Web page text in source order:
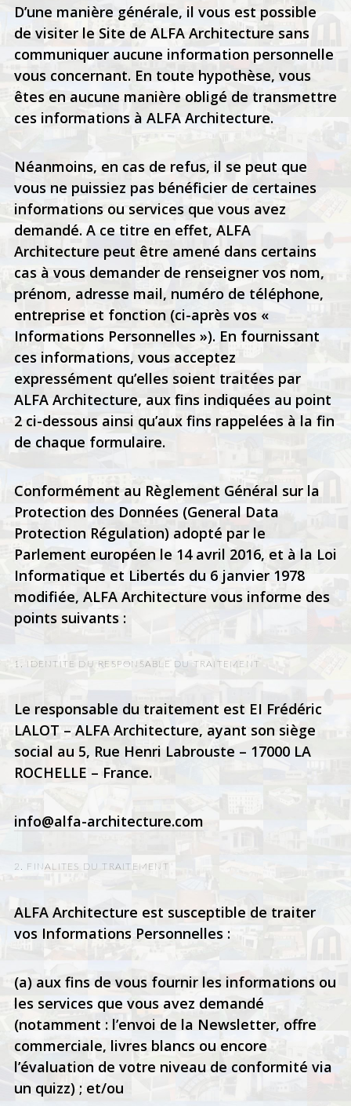
D’une manière générale, il vous est possible
de visiter le Site de ALFA Architecture sans
communiquer aucune information personnelle
vous concernant. En toute hypothèse, vous
êtes en aucune manière obligé de transmettre
ces informations à ALFA Architecture.
Néanmoins, en cas de refus, il se peut que
vous ne puissiez pas bénéficier de certaines
informations ou services que vous avez
demandé. A ce titre en effet, ALFA
Architecture peut être amené dans certains
cas à vous demander de renseigner vos nom,
prénom, adresse mail, numéro de téléphone,
entreprise et fonction (ci-après vos «
Informations Personnelles »). En fournissant
ces informations, vous acceptez
expressément qu’elles soient traitées par
ALFA Architecture, aux fins indiquées au point
2 ci-dessous ainsi qu’aux fins rappelées à la fin
de chaque formulaire.
Conformément au Règlement Général sur la
Protection des Données (General Data
Protection Régulation) adopté par le
Parlement européen le 14 avril 2016, et à la Loi
Informatique et Libertés du 6 janvier 1978
modifiée, ALFA Architecture vous informe des
points suivants :
1. IDENTITE DU RESPONSABLE DU TRAITEMENT
Le responsable du traitement est EI Frédéric
LALOT – ALFA Architecture, ayant son siège
social au 5, Rue Henri Labrouste – 17000 LA
ROCHELLE – France.
info@alfa-architecture.com
2. FINALITES DU TRAITEMENT
ALFA Architecture est susceptible de traiter
vos Informations Personnelles :
(a) aux fins de vous fournir les informations ou
les services que vous avez demandé
(notamment : l’envoi de la Newsletter, offre
commerciale, livres blancs ou encore
l’évaluation de votre niveau de conformité via
un quizz) ; et/ou